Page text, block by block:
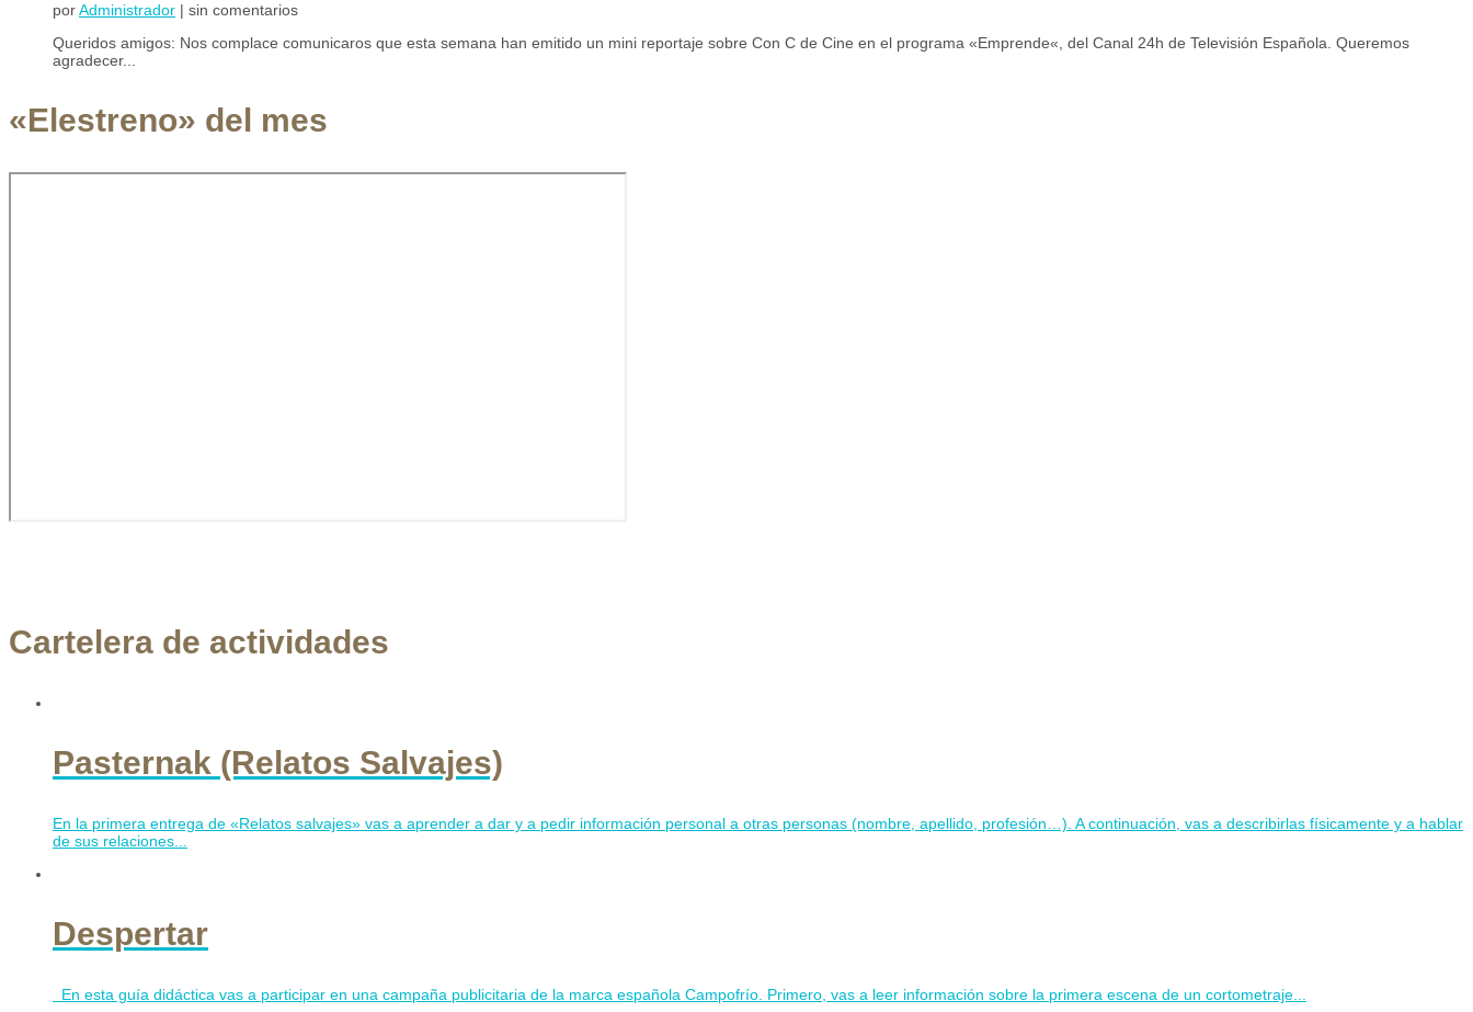
porAdministrador | sin comentarios
Queridos amigos: Nos complace comunicaros que esta semana han emitido un mini reportaje sobre Con C de Cine en el programa «Emprende«, del Canal 24h de Televisión Española. Queremos
agradecer...
«Elestreno» del mes
Cartelera de actividades
Pasternak (Relatos Salvajes)
En la primera entrega de «Relatos salvajes» vas a aprender a dar y a pedir información personal a otras personas (nombre, apellido, profesión…). A continuación, vas a describirlas físicamente y a hablar
de sus relaciones...
Despertar
En esta guía didáctica vas a participar en una campaña publicitaria de la marca española Campofrío. Primero, vas a leer información sobre la primera escena de un cortometraje...